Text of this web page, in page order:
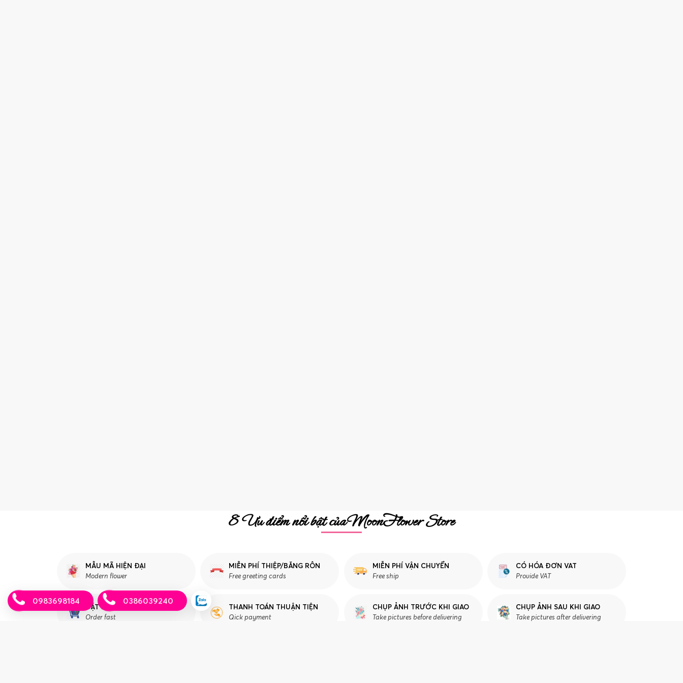
8 Ưu điểm nổi bật của MoonFlower Store
MẪU MÃ HIỆN ĐẠI
Modern flower
MIỄN PHÍ THIỆP/BĂNG RÔN
Free greeting cards
MIỄN PHÍ VẬN CHUYỂN
Free ship
CÓ HÓA ĐƠN VAT
Provide VAT
ĐẶT HÀNG NHANH
Order fast
THANH TOÁN THUẬN TIỆN
Qick payment
CHỤP ẢNH TRƯỚC KHI GIAO
Take pictures before delivering
CHỤP ẢNH SAU KHI GIAO
Take pictures after delivering
0983698184 0386039240